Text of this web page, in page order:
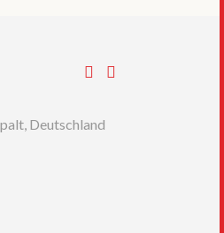
Deutschland